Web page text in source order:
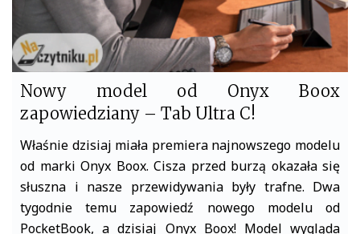
Nowy model od Onyx Boox
zapowiedziany – Tab Ultra C!
Właśnie dzisiaj miała premiera najnowszego modelu
od marki Onyx Boox. Cisza przed burzą okazała się
słuszna i nasze przewidywania były trafne. Dwa
tygodnie temu zapowiedź nowego modelu od
PocketBook, a dzisiaj Onyx Boox! Model wygląda